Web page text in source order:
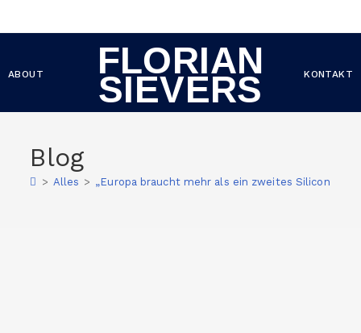
ABOUT FLORIAN
SIEVERS KONTAKT
Blog
> Alles > „Europa braucht mehr als ein zweites Silicon